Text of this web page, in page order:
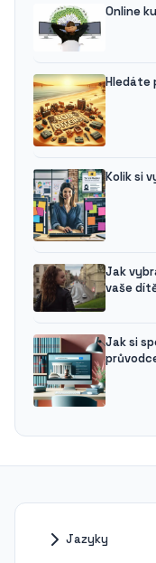
Online
Hledáte
Kolik si
Jak
vaše
Jak si
Jazyky